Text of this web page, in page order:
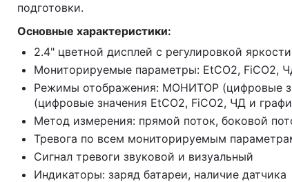
подготовки.
Основные характеристики:
2.4" цветной дисплей с регулировкой яркости
Мониторируемые параметры: EtCO2, FiCO2,
Режимы отображения: МОНИТОР (цифровые
(цифровые значения EtCO2, FiCO2, ЧД и
Метод измерения: прямой поток, боковой
Тревога по всем мониторируемым
Сигнал тревоги звуковой и визуальный
Индикаторы: заряд батареи, наличие датчика